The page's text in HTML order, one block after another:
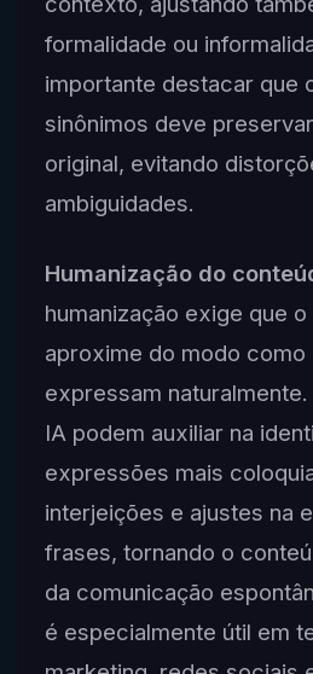
formalidade ou
importante destacar que
sinônimos deve
original, evitando
ambiguidades.
Humanização do
humanização exige que
aproxime do modo como
expressam
IA podem auxiliar na
expressões mais
interjeições e ajustes na
frases, tornando o
da comunicação
é especialmente útil em